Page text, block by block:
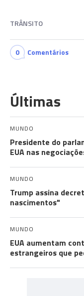
TRÂNSITO
0 Comentários
Últimas
MUNDO
Presidente do
EUA nas
MUNDO
Trump assina
nascimentos"
MUNDO
EUA aumentam
estrangeiros que